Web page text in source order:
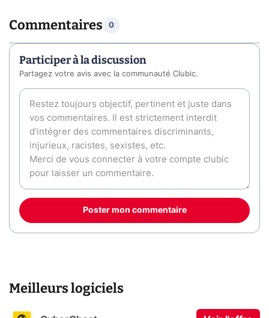
Commentaires 0
Participer à la discussion
Partagez votre avis avec la communauté Clubic.
Poster mon commentaire
Meilleurs logiciels